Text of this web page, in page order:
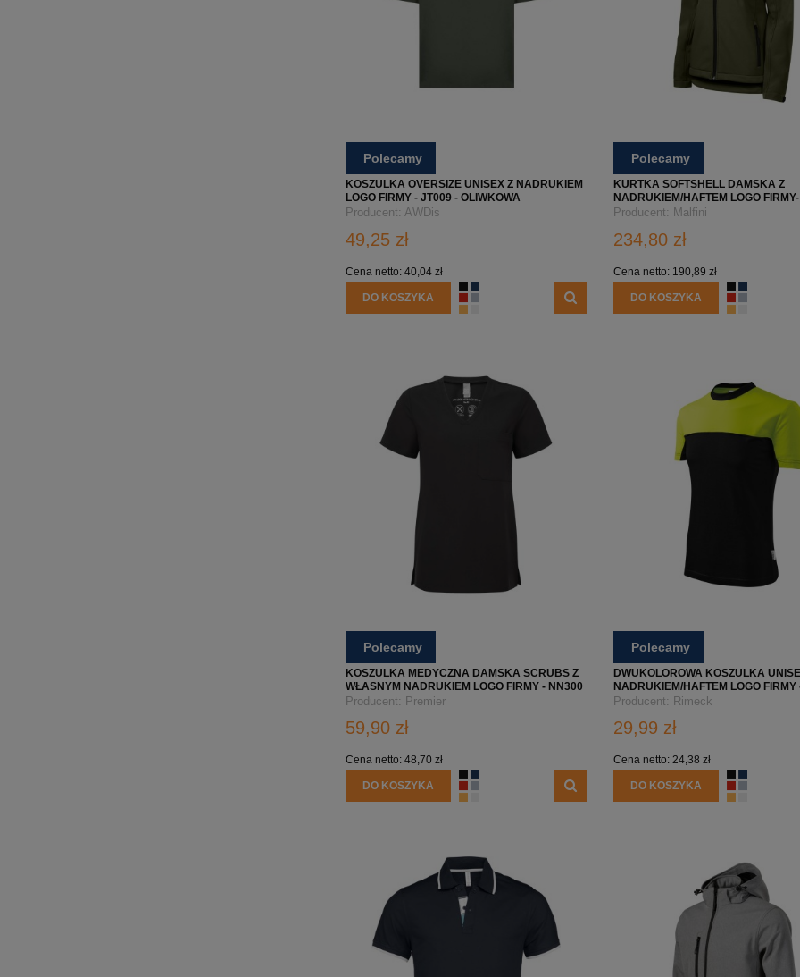
Polecamy
KOSZULKA OVERSIZE UNISEX Z NADRUKIEM
LOGO FIRMY - JT009 - OLIWKOWA
Producent: AWDis
49,25 zł
Cena netto: 40,04 zł
DO KOSZYKA
Polecamy
KURTKA SOFTSHELL DAMSKA Z
NADRUKIEM/HAFTEM LOGO
PERFORMANCE 521 - MILITARY
Producent: Malfini
234,80 zł
Cena netto: 190,89 zł
DO KOSZYKA
Polecamy
KOSZULKA MEDYCZNA DAMSKA SCRUBS Z
WŁASNYM NADRUKIEM LOGO FIRMY - NN300
- CZARNA
Producent: Premier
59,90 zł
Cena netto: 48,70 zł
DO KOSZYKA
Polecamy
DWUKOLOROWA KOSZULKA
NADRUKIEM/HAFTEM LOGO FIRMY
COLORMIX 109 - LIMONKOWA
Producent: Rimeck
29,99 zł
Cena netto: 24,38 zł
DO KOSZYKA